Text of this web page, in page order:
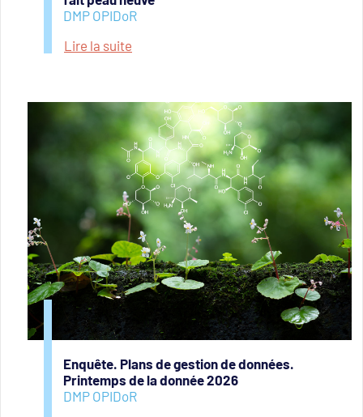
DMP OPIDoR
Lire la suite
Enquête. Plans de gestion de données.
Printemps de la donnée 2026
DMP OPIDoR